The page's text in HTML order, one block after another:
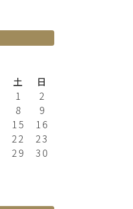
土
日
1
2
8
9
15
16
22
23
29
30